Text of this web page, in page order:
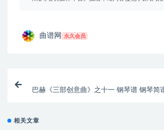
曲谱网 永久会员
巴赫《三部创意曲》之十一 钢琴谱 钢琴简
相关文章